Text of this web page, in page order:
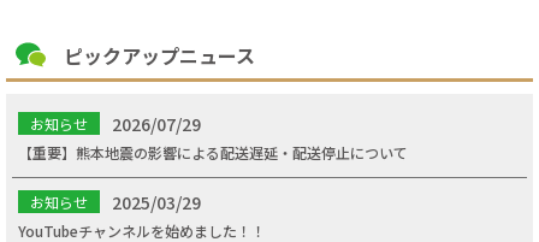
ピックアップニュース
お知らせ 2026/07/29
【重要】熊本地震の影響による配送遅延・配送停止について
お知らせ 2025/03/29
YouTubeチャンネルを始めました！！